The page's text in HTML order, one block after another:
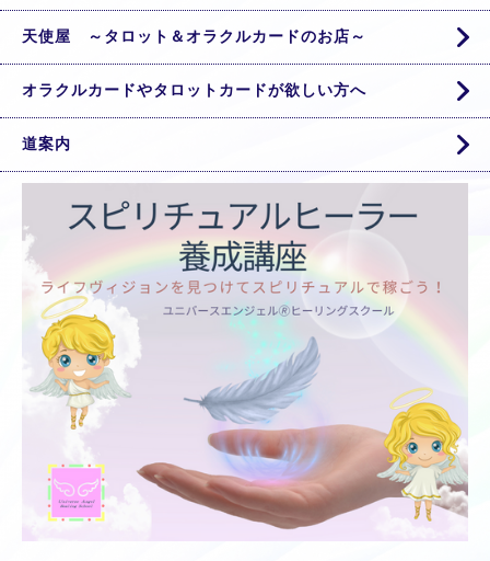
天使屋 ～タロット＆オラクルカードのお店～
オラクルカードやタロットカードが欲しい方へ
道案内